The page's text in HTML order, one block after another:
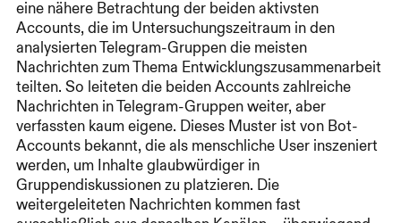
eine nähere Betrachtung der beiden aktivsten
Accounts, die im Untersuchungszeitraum in den
analysierten Telegram-Gruppen die meisten
Nachrichten zum Thema Entwicklungszusammenarbeit
teilten. So leiteten die beiden Accounts zahlreiche
Nachrichten in Telegram-Gruppen weiter, aber
verfassten kaum eigene. Dieses Muster ist von Bot-
Accounts bekannt, die als menschliche User inszeniert
werden, um Inhalte glaubwürdiger in
Gruppendiskussionen zu platzieren. Die
weitergeleiteten Nachrichten kommen fast